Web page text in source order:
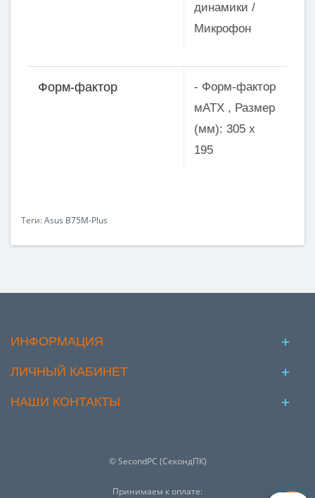
динамики /
Микрофон
Форм-фактор
- Форм-фактор
мATX , Размер
(мм): 305 х
195
Теги:Asus B75M-Plus
ИНФОРМАЦИЯ
ЛИЧНЫЙ КАБИНЕТ
НАШИ КОНТАКТЫ
© SecondPC (СекондПК)
Принимаем к оплате: